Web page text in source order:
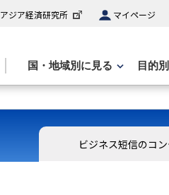
アジア経済研究所 マイページ
国・地域別に見る 目的
ビジネス短信のコ